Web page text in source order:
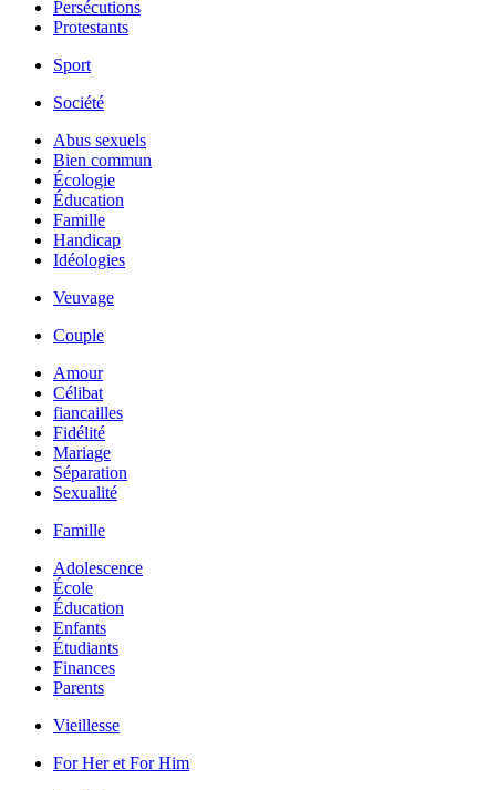
Persécutions
Protestants
Sport
Société
Abus sexuels
Bien commun
Écologie
Éducation
Famille
Handicap
Idéologies
Veuvage
Couple
Amour
Célibat
fiancailles
Fidélité
Mariage
Séparation
Sexualité
Famille
Adolescence
École
Éducation
Enfants
Étudiants
Finances
Parents
Vieillesse
For Her et For Him